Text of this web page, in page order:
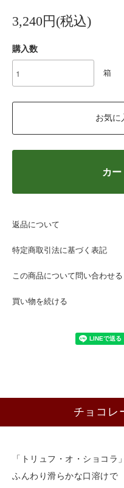
3,240円(税込)
購入数
箱
お気に
カ
返品について
特定商取引法に基づく表記
この商品について問い合わせる
買い物を続ける
チョコレ
「トリュフ・オ・ショコラ
ふんわり滑らかな口溶けで